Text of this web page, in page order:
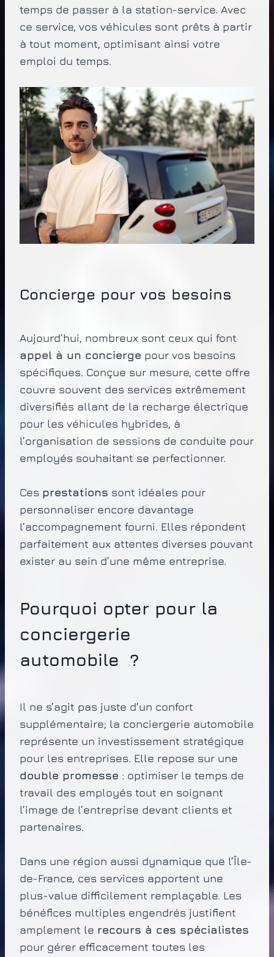
temps de passer à la station-service. Avec
ce service, vos véhicules sont prêts à partir
à tout moment, optimisant ainsi votre
emploi du temps.
Concierge pour vos besoins
Aujourd’hui, nombreux sont ceux qui font
appel à un concierge pour vos besoins
spécifiques. Conçue sur mesure, cette offre
couvre souvent des services extrêmement
diversifiés allant de la recharge électrique
pour les véhicules hybrides, à
l’organisation de sessions de conduite pour
employés souhaitant se perfectionner.
Ces prestations sont idéales pour
personnaliser encore davantage
l’accompagnement fourni. Elles répondent
parfaitement aux attentes diverses pouvant
exister au sein d’une même entreprise.
Pourquoi opter pour la
conciergerie
automobile ?
Il ne s’agit pas juste d’un confort
supplémentaire; la conciergerie automobile
représente un investissement stratégique
pour les entreprises. Elle repose sur une
double promesse : optimiser le temps de
travail des employés tout en soignant
l’image de l’entreprise devant clients et
partenaires.
Dans une région aussi dynamique que l’Île-
de-France, ces services apportent une
plus-value difficilement remplaçable. Les
bénéfices multiples engendrés justifient
amplement le recours à ces spécialistes
pour gérer efficacement toutes les